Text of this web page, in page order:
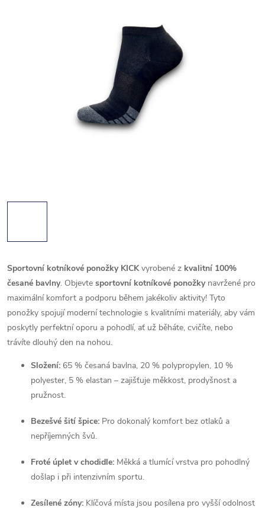
Sportovní kotníkové ponožky KICKvyrobené z kvalitní 100%
česané bavlny. Objevte sportovní kotníkové ponožkynavržené pro
maximální komfort a podporu během jakékoliv aktivity! Tyto
ponožky spojují moderní technologie s kvalitními materiály, aby vám
poskytly perfektní oporu a pohodlí, ať už běháte, cvičíte, nebo
trávíte dlouhý den na nohou.
Složení: 65 % česaná bavlna, 20 % polypropylen, 10 %
polyester, 5 % elastan – zajišťuje měkkost, prodyšnost a
pružnost.
Bezešvé šití špice: Pro dokonalý komfort bez otlaků a
nepříjemných švů.
Froté úplet v chodidle: Měkká a tlumící vrstva pro pohodlný
došlap i při intenzivním sportu.
Zesílené zóny: Klíčová místa jsou posílena pro vyšší odolnost